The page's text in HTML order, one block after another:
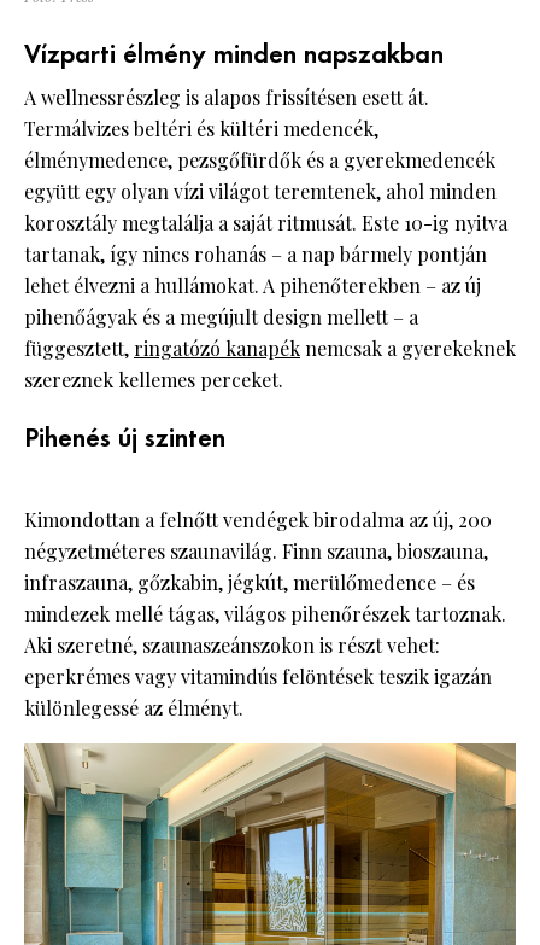
Vízparti élmény minden napszakban
A wellnessrészleg is alapos frissítésen esett át.
Termálvizes beltéri és kültéri medencék,
élménymedence, pezsgőfürdők és a gyerekmedencék
együtt egy olyan vízi világot teremtenek, ahol minden
korosztály megtalálja a saját ritmusát. Este 10-ig nyitva
tartanak, így nincs rohanás – a nap bármely pontján
lehet élvezni a hullámokat. A pihenőterekben – az új
pihenőágyak és a megújult design mellett – a
függesztett, ringatózó kanapéknemcsak a gyerekeknek
szereznek kellemes perceket.
Pihenés új szinten
Kimondottan a felnőtt vendégek birodalma az új, 200
négyzetméteres szaunavilág. Finn szauna, bioszauna,
infraszauna, gőzkabin, jégkút, merülőmedence – és
mindezek mellé tágas, világos pihenőrészek tartoznak.
Aki szeretné, szaunaszeánszokon is részt vehet:
eperkrémes vagy vitamindús felöntések teszik igazán
különlegessé az élményt.